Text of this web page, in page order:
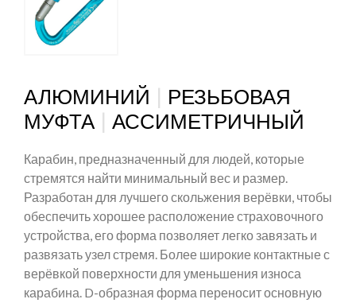
АЛЮМИНИЙ
РЕЗЬБОВАЯ
МУФТА
АССИМЕТРИЧНЫЙ
Карабин, предназначенный для людей, которые
стремятся найти минимальный вес и размер.
Разработан для лучшего скольжения верёвки, чтобы
обеспечить хорошее расположение страховочного
устройства, его форма позволяет легко завязать и
развязать узел стремя. Более широкие контактные с
верёвкой поверхности для уменьшения износа
карабина. D-образная форма переносит основную